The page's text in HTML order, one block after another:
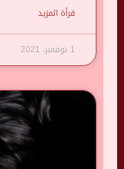
قرأة المزيد
1 نوفمبر، 2021